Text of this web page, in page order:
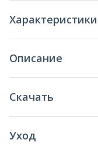
Discovery 690
Характеристики
Описание
Скачать
Уход